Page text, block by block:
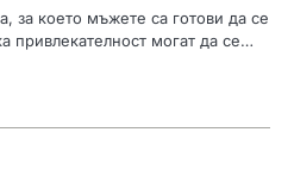
за което мъжете са готови да се
привлекателност могат да се…